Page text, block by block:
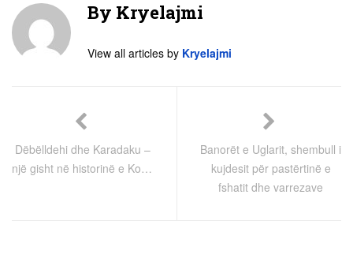
By Kryelajmi
View all articles by Kryelajmi
Dëbëlldehi dhe Karadaku –
një gisht në historinë e Kosovës
Banorët e Uglarit, shembull i
kujdesit për pastërtinë e
fshatit dhe varrezave